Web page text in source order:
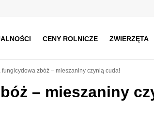
CENY ROLNICZE ZWIERZĘTA
fungicydowa zbóż – mieszaniny czynią cuda!
– mieszaniny